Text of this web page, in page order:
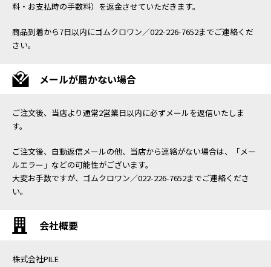
料・お支払時の手数料）を返金させていただきます。
商品到着から7日以内にゴムクロワン／022-226-7652までご連絡くだ
さい。
メールが届かない場合
ご注文後、当店より通常2営業日以内に必ずメールを返信いたしま
す。
ご注文後、自動返信メールの他、当店から連絡がない場合は、「メー
ルエラー」などの可能性がございます。
大変お手数ですが、ゴムクロワン／022-226-7652までご連絡くださ
い。
会社概要
株式会社PILE